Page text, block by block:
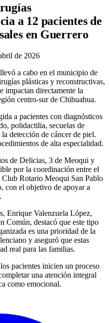
a 12 pacientes de
en Guerrero
de 2026
a cabo en el municipio de
plásticas y reconstructivas,
impactan directamente la
centro-sur de Chihuahua.
a pacientes con diagnósticos
polidactilia, secuelas de
detección de cáncer de piel.
de alta especialidad.
de Delicias, 3 de Meoqui y
por la coordinación entre el
Rotario Meoqui San Pablo
con el objetivo de apoyar a
Enrique Valenzuela López,
Común, destacó que este tipo
es una prioridad de la
y aseguró que estas
real para las familias.
pacientes inicien un proceso
una atención integral
como emocional.